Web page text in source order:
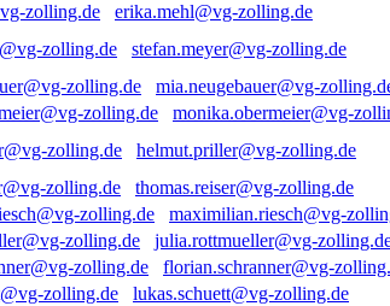
erika.mehl@vg-zolling.de
stefan.meyer@vg-zolling.de
mia.neugebauer@vg-
monika.obermeier@vg-
helmut.priller@vg-zolling.de
thomas.reiser@vg-zolling.de
maximilian.riesch@vg-
julia.rottmueller@vg-
florian.schranner@vg-
lukas.schuett@vg-zolling.de